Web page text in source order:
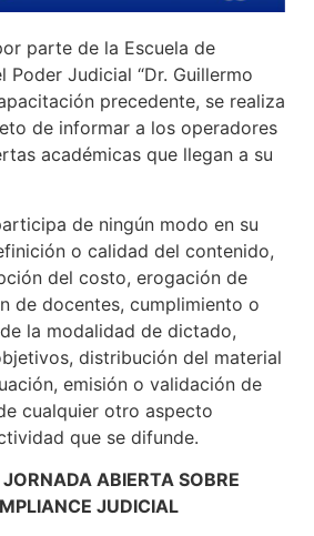
parte de la Escuela de
Poder Judicial “Dr. Guillermo
precedente, se realiza
de informar a los operadores
académicas que llegan a su
de ningún modo en su
o calidad del contenido,
del costo, erogación de
de docentes, cumplimiento o
la modalidad de dictado,
distribución del material
emisión o validación de
cualquier otro aspecto
que se difunde.
ABIERTA SOBRE
JUDICIAL